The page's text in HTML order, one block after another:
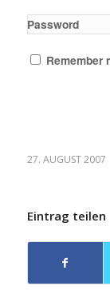
Password
Remember
27. AUGUST 2007
Eintrag teilen